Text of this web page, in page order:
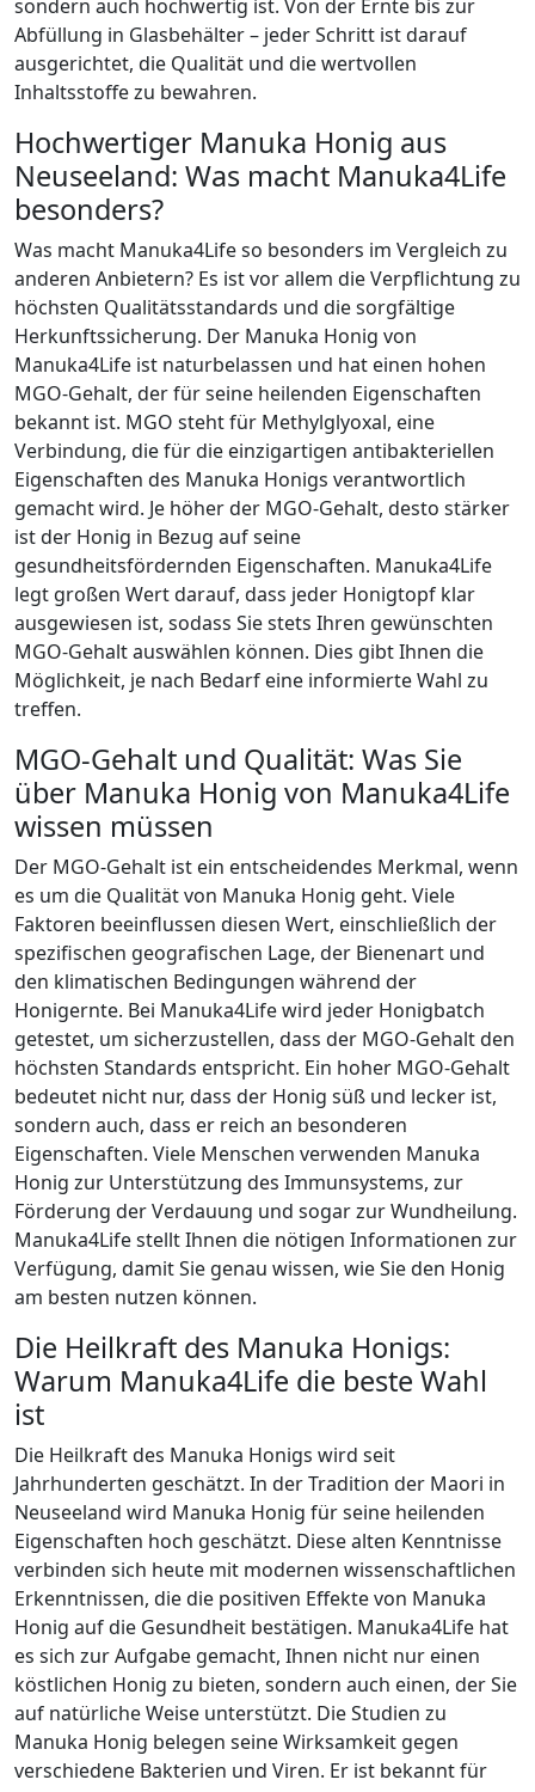
sondern auch hochwertig ist. Von der Ernte bis zur
Abfüllung in Glasbehälter – jeder Schritt ist darauf
ausgerichtet, die Qualität und die wertvollen
Inhaltsstoffe zu bewahren.
Hochwertiger Manuka Honig aus
Neuseeland: Was macht Manuka4Life
besonders?
Was macht Manuka4Life so besonders im Vergleich zu
anderen Anbietern? Es ist vor allem die Verpflichtung zu
höchsten Qualitätsstandards und die sorgfältige
Herkunftssicherung. Der Manuka Honig von
Manuka4Life ist naturbelassen und hat einen hohen
MGO-Gehalt, der für seine heilenden Eigenschaften
bekannt ist. MGO steht für Methylglyoxal, eine
Verbindung, die für die einzigartigen antibakteriellen
Eigenschaften des Manuka Honigs verantwortlich
gemacht wird. Je höher der MGO-Gehalt, desto stärker
ist der Honig in Bezug auf seine
gesundheitsfördernden Eigenschaften. Manuka4Life
legt großen Wert darauf, dass jeder Honigtopf klar
ausgewiesen ist, sodass Sie stets Ihren gewünschten
MGO-Gehalt auswählen können. Dies gibt Ihnen die
Möglichkeit, je nach Bedarf eine informierte Wahl zu
treffen.
MGO-Gehalt und Qualität: Was Sie
über Manuka Honig von Manuka4Life
wissen müssen
Der MGO-Gehalt ist ein entscheidendes Merkmal, wenn
es um die Qualität von Manuka Honig geht. Viele
Faktoren beeinflussen diesen Wert, einschließlich der
spezifischen geografischen Lage, der Bienenart und
den klimatischen Bedingungen während der
Honigernte. Bei Manuka4Life wird jeder Honigbatch
getestet, um sicherzustellen, dass der MGO-Gehalt den
höchsten Standards entspricht. Ein hoher MGO-Gehalt
bedeutet nicht nur, dass der Honig süß und lecker ist,
sondern auch, dass er reich an besonderen
Eigenschaften. Viele Menschen verwenden Manuka
Honig zur Unterstützung des Immunsystems, zur
Förderung der Verdauung und sogar zur Wundheilung.
Manuka4Life stellt Ihnen die nötigen Informationen zur
Verfügung, damit Sie genau wissen, wie Sie den Honig
am besten nutzen können.
Die Heilkraft des Manuka Honigs:
Warum Manuka4Life die beste Wahl
ist
Die Heilkraft des Manuka Honigs wird seit
Jahrhunderten geschätzt. In der Tradition der Maori in
Neuseeland wird Manuka Honig für seine heilenden
Eigenschaften hoch geschätzt. Diese alten Kenntnisse
verbinden sich heute mit modernen wissenschaftlichen
Erkenntnissen, die die positiven Effekte von Manuka
Honig auf die Gesundheit bestätigen. Manuka4Life hat
es sich zur Aufgabe gemacht, Ihnen nicht nur einen
köstlichen Honig zu bieten, sondern auch einen, der Sie
auf natürliche Weise unterstützt. Die Studien zu
Manuka Honig belegen seine Wirksamkeit gegen
verschiedene Bakterien und Viren. Er ist bekannt für